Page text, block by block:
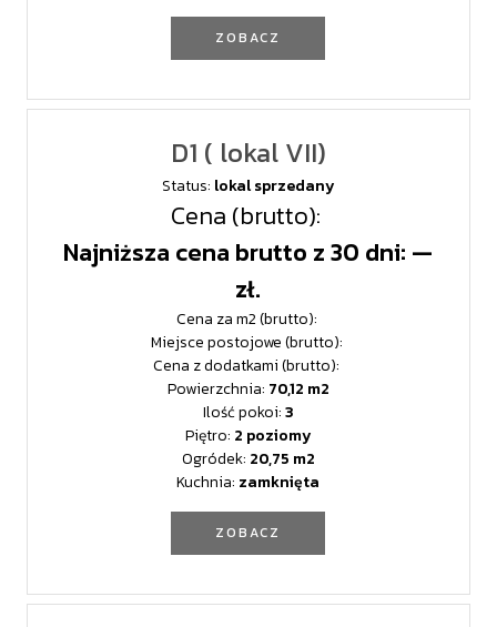
ZOBACZ
D1 ( lokal VII)
Status: lokal sprzedany
Cena (brutto):
Najniższa cena brutto z 30 dni: —
zł.
Cena za m2 (brutto):
Miejsce postojowe (brutto):
Cena z dodatkami (brutto):
Powierzchnia: 70,12
Ilość pokoi:3
Piętro: 2 poziomy
Ogródek: 20,75
Kuchnia: zamknięta
ZOBACZ